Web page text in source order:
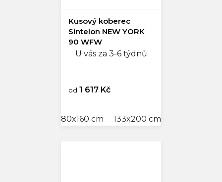
Kusový koberec
Sintelon NEW YORK
90 WFW
U vás za 3-6 týdnů
od 1 617 Kč
80x160 cm 133x200 cm